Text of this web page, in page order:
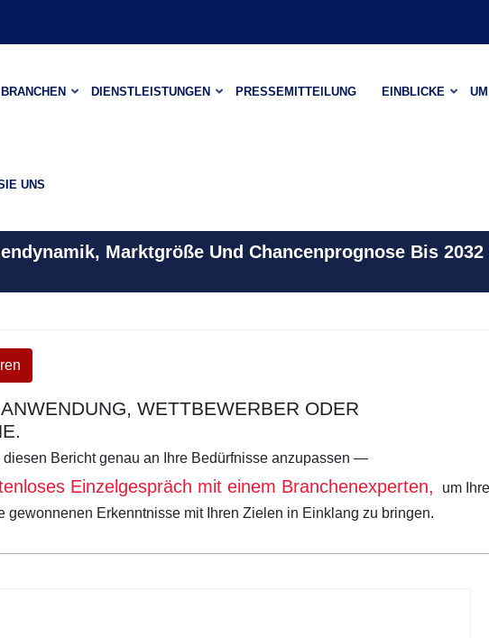
BRANCHEN DIENSTLEISTUNGEN PRESSEMITTEILUNG EINBLICKE UM
UNS
Marktgröße Und Chancenprognose Bis 2032
WETTBEWERBER ODER
Bericht genau an Ihre Bedürfnisse anzupassen —
Einzelgespräch mit einem Branchenexperten,
um Ihre
gewonnenen Erkenntnisse mit Ihren Zielen in Einklang zu bringen.